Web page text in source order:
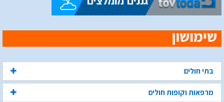
בתי חולים
מרפאות וקופות חולים